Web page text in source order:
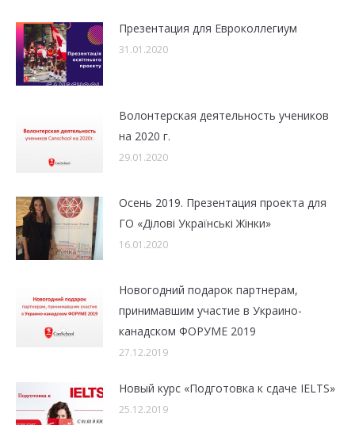
Презентация для Евроколлегиум
31.01.2020
Волонтерская деятельность учеников
на 2020 г.
29.01.2020
Осень 2019. Презентация проекта для
ГО «Ділові Українські Жінки»
16.01.2020
Новогодний подарок партнерам,
принимавшим участие в Украино-
канадском ФОРУМЕ 2019
27.12.2019
Новый курс «Подготовка к сдаче IELTS»
25.12.2019